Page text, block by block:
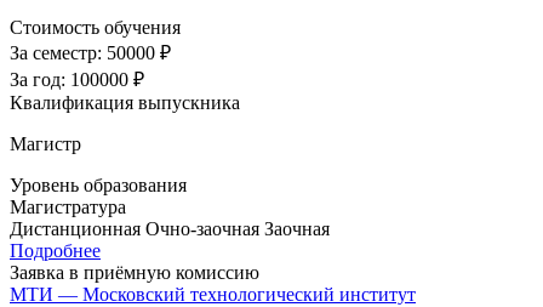
Стоимость обучения
За семестр: 50000 ₽
За год: 100000 ₽
Квалификация выпускника
Магистр
Уровень образования
Магистратура
Дистанционная Очно-заочная Заочная
Подробнее
Заявка в приёмную комиссию
МТИ — Московский технологический институт